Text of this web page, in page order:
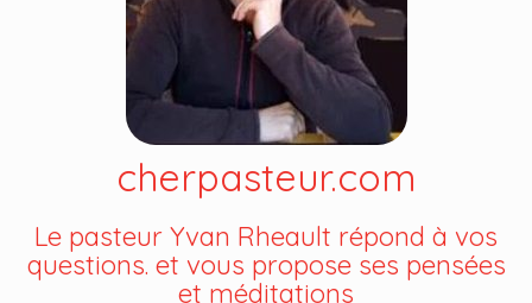
cherpasteur.com
Le pasteur Yvan Rheault répond à vos
questions. et vous propose ses pensées
et méditations